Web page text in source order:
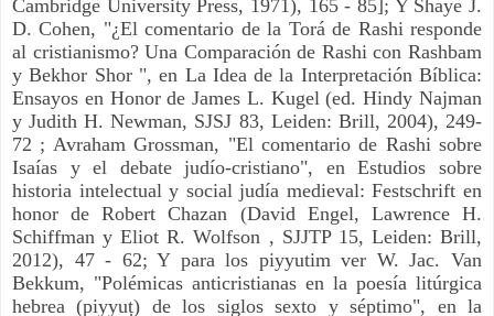
Cambridge University Press, 1971), 165 - 85]; Y Shaye J.
D. Cohen, "¿El comentario de la Torá de Rashi responde
al cristianismo? Una Comparación de Rashi con Rashbam
y Bekhor Shor ", en La Idea de la Interpretación Bíblica:
Ensayos en Honor de James L. Kugel (ed. Hindy Najman
y Judith H. Newman, SJSJ 83, Leiden: Brill, 2004), 249-
72 ; Avraham Grossman, "El comentario de Rashi sobre
Isaías y el debate judío-cristiano", en Estudios sobre
historia intelectual y social judía medieval: Festschrift en
honor de Robert Chazan (David Engel, Lawrence H.
Schiffman y Eliot R. Wolfson , SJJTP 15, Leiden: Brill,
2012), 47 - 62; Y para los piyyutim ver W. Jac. Van
Bekkum, "Polémicas anticristianas en la poesía litúrgica
hebrea (piyyuṭ) de los siglos sexto y séptimo", en la